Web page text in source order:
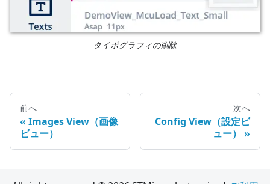
タイポグラフィの削除
前へ
Images View（画像
ビュー）
次へ
Config View（設定ビ
ュー）